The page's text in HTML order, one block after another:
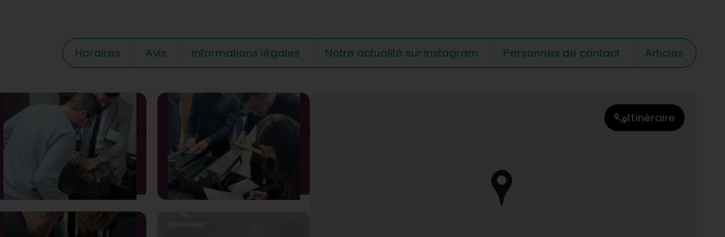
Horaires Avis Informations légales Notre actualité sur Instagram Personnes de contact Articles
Itinéraire